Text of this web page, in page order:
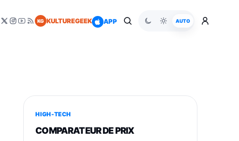
KG KULTUREGEEK APP AUTO
HIGH-TECH
COMPARATEUR DE PRIX